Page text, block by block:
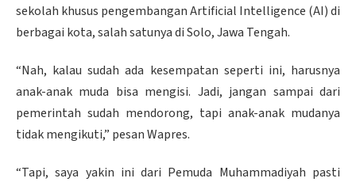
sekolah khusus pengembangan Artificial Intelligence (AI) di
berbagai kota, salah satunya di Solo, Jawa Tengah.
“Nah, kalau sudah ada kesempatan seperti ini, harusnya
anak-anak muda bisa mengisi. Jadi, jangan sampai dari
pemerintah sudah mendorong, tapi anak-anak mudanya
tidak mengikuti,” pesan Wapres.
“Tapi, saya yakin ini dari Pemuda Muhammadiyah pasti